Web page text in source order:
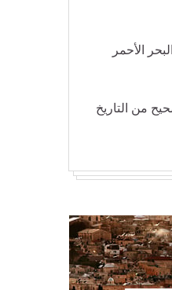
الأحمر
من التاريخ